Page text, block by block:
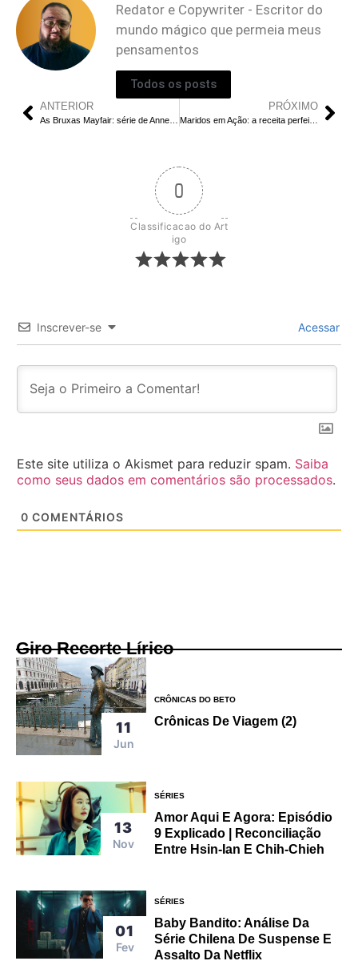
Redator e Copywriter - Escritor do
mundo mágico que permeia meus
pensamentos
Todos os posts
ANTERIOR
As Bruxas Mayfair: série de Anne Rice na Netflix
PRÓXIMO
Maridos em Ação: a receita perfeita do filme pipoca
0
Classificacao do Art
igo
Inscrever-se Acessar
Este site utiliza o Akismet para reduzir spam. Saiba
como seus dados em comentários são processados.
0 COMENTÁRIOS
Giro Recorte Lírico
11
Jun
CRÔNICAS DO BETO
Crônicas De Viagem (2)
13
Nov
SÉRIES
Amor Aqui E Agora: Episódio
9 Explicado | Reconciliação
Entre Hsin-Ian E Chih-Chieh
01
Fev
SÉRIES
Baby Bandito: Análise Da
Série Chilena De Suspense E
Assalto Da Netflix